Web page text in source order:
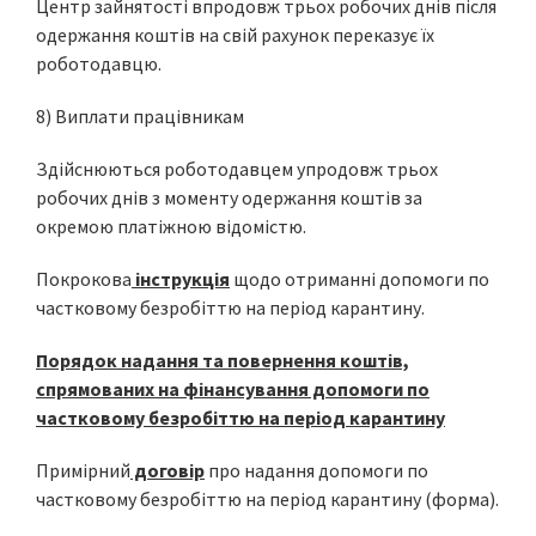
Центр зайнятості впродовж трьох робочих днів після
одержання коштів на свій рахунок переказує їх
роботодавцю.
8) Виплати працівникам
Здійснюються роботодавцем упродовж трьох
робочих днів з моменту одержання коштів за
окремою платіжною відомістю.
Покрокова інструкція щодо отриманні допомоги по
частковому безробіттю на період карантину.
Порядок надання та повернення коштів,
спрямованих на фінансування допомоги по
частковому безробіттю на період карантину
Примірний договір про надання допомоги по
частковому безробіттю на період карантину (форма).